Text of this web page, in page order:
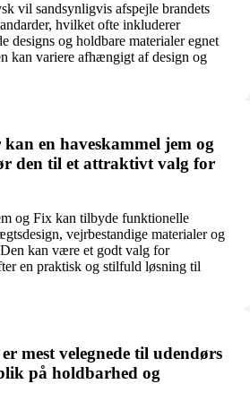
vil sandsynligvis afspejle brandets
hvilket ofte inkluderer
designs og holdbare materialer egnet
kan variere afhængigt af design og
en haveskammel jem og
den til et attraktivt valg for
og Fix kan tilbyde funktionelle
vejrbestandige materialer og
kan være et godt valg for
en praktisk og stilfuld løsning til
mest velegnede til udendørs
på holdbarhed og